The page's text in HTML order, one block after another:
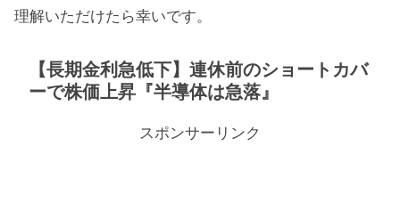
理解いただけたら幸いです。
【長期金利急低下】連休前のショートカバ
ーで株価上昇『半導体は急落』
スポンサーリンク